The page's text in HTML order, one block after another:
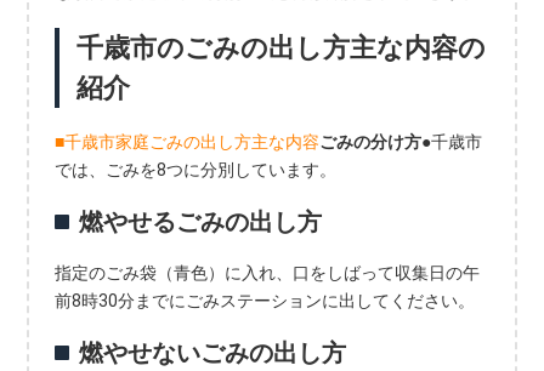
千歳市のごみの出し方主な内容の
紹介
■千歳市家庭ごみの出し方主な内容ごみの分け方●千歳市
では、ごみを8つに分別しています。
燃やせるごみの出し方
指定のごみ袋（青色）に入れ、口をしばって収集日の午
前8時30分までにごみステーションに出してください。
燃やせないごみの出し方